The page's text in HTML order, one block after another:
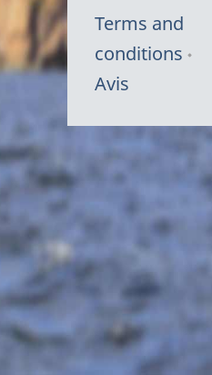
Terms and
conditions
Avis